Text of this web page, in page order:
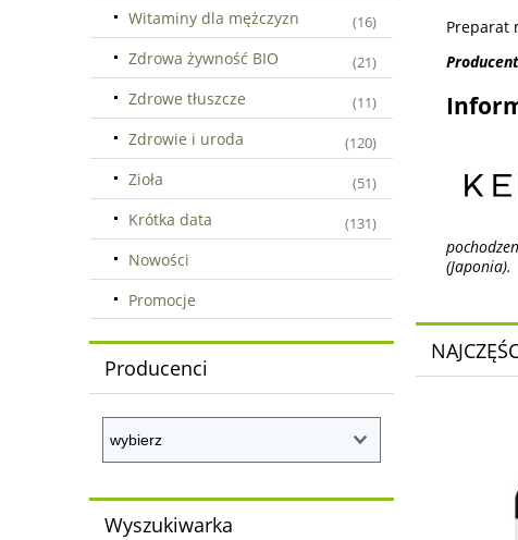
Witaminy dla mężczyzn (16)
Zdrowa żywność BIO (21)
Zdrowe tłuszcze (11)
Zdrowie i uroda (120)
Zioła (51)
Krótka data (131)
Nowości
Promocje
Producenci
Wyszukiwarka
Preparat
(Japonia).